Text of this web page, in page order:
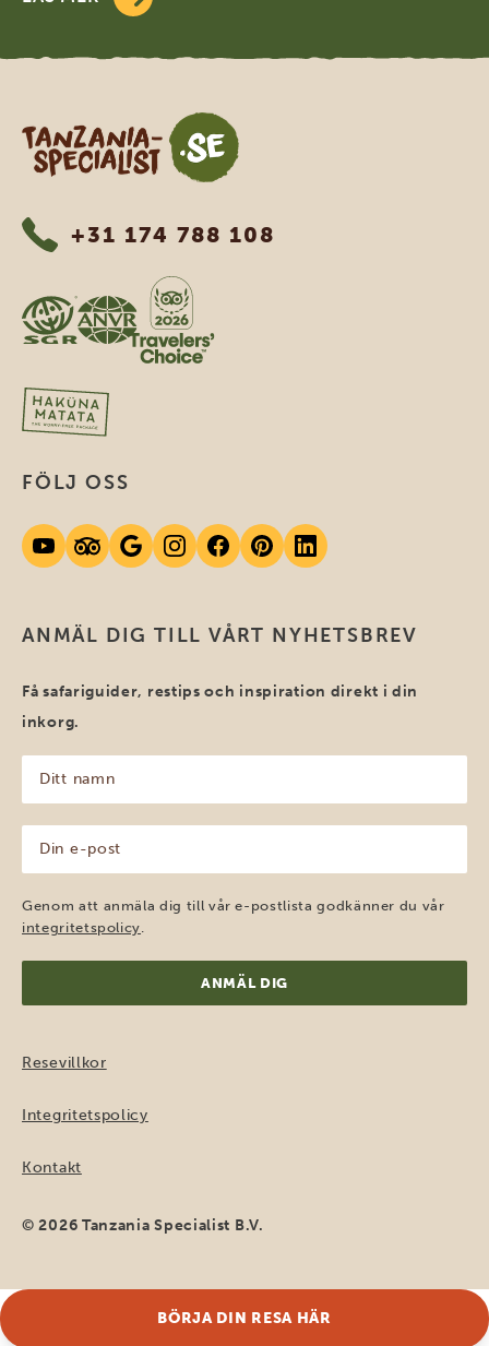
Tanzania Specialist
+31 174 788 108
ANMÄL DIG TILL VÅRT NYHETSBREV
Få safariguider, restips och inspiration direkt i din
inkorg.
namn
(Obligatoriskt)
post
(Obligatoriskt)
Genom att anmäla dig till vår e-postlista godkänner du vår
integritetspolicy.
FÖLJ OSS
Resevillkor
Integritetspolicy
Kontakt
© 2026 Tanzania Specialist B.V.
BÖRJA DIN RESA HÄR